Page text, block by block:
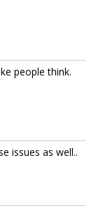
people think.
issues as well..